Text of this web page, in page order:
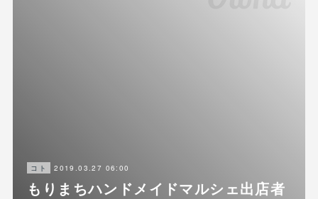
コト 2019.03.27 06:00
もりまちハンドメイドマルシェ出店者